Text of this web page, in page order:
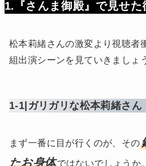
1.『さんま御殿』で見せた
松本莉緒さんの激変より視聴者
組出演シーンを見ていきましょ
1-1|ガリガリな松本莉緒さん
まず一番に目が行くのが、その
たお身体ではないでしょうか。